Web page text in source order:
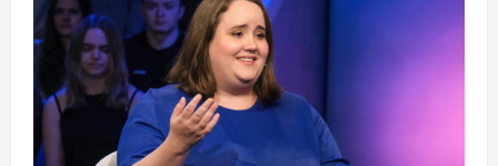
Caro
–
Jedes
Leben
zählt“
bei
Vox